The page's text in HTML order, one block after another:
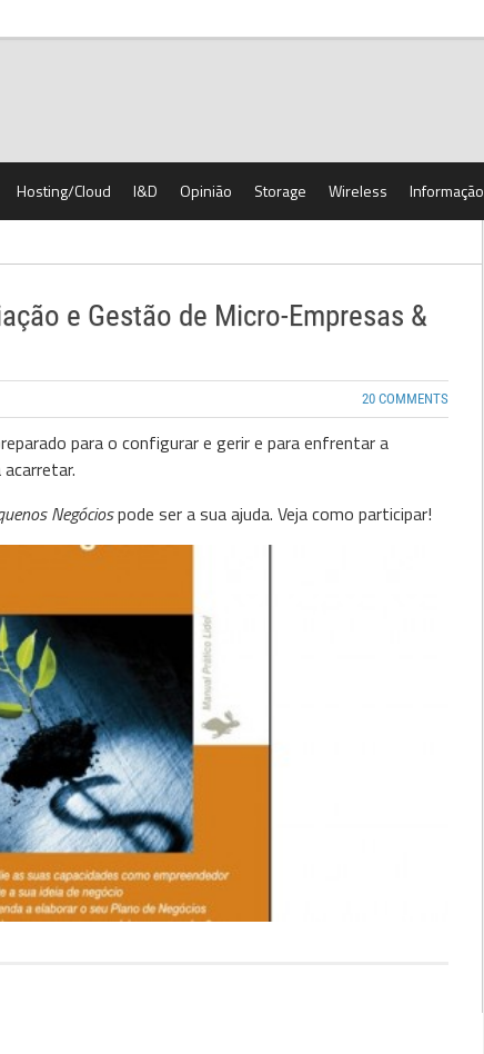
Hosting/Cloud I&D Opinião Storage Wireless Informação
e Gestão de Micro-Empresas &
20 COMMENTS
para o configurar e gerir e para enfrentar a
Negóciospode ser a sua ajuda. Veja como participar!